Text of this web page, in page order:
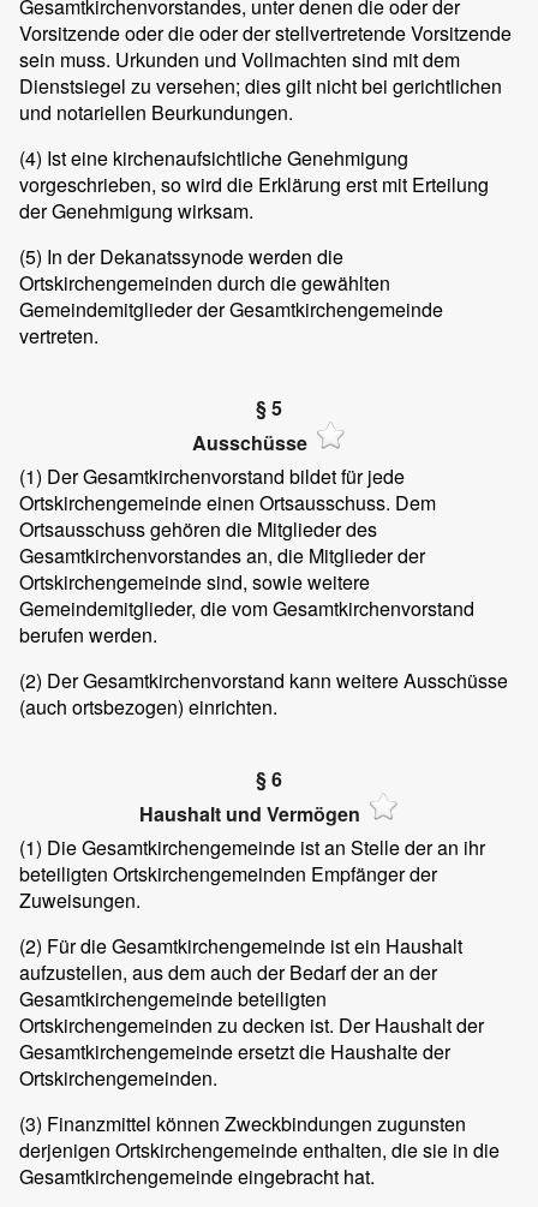
Gesamtkirchenvorstandes, unter denen die oder der
Vorsitzende oder die oder der stellvertretende Vorsitzende
sein muss. Urkunden und Vollmachten sind mit dem
Dienstsiegel zu versehen; dies gilt nicht bei gerichtlichen
und notariellen Beurkundungen.
(4) Ist eine kirchenaufsichtliche Genehmigung
vorgeschrieben, so wird die Erklärung erst mit Erteilung
der Genehmigung wirksam.
(5) In der Dekanatssynode werden die
Ortskirchengemeinden durch die gewählten
Gemeindemitglieder der Gesamtkirchengemeinde
vertreten.
§ 5
Ausschüsse
(1) Der Gesamtkirchenvorstand bildet für jede
Ortskirchengemeinde einen Ortsausschuss. Dem
Ortsausschuss gehören die Mitglieder des
Gesamtkirchenvorstandes an, die Mitglieder der
Ortskirchengemeinde sind, sowie weitere
Gemeindemitglieder, die vom Gesamtkirchenvorstand
berufen werden.
(2) Der Gesamtkirchenvorstand kann weitere Ausschüsse
(auch ortsbezogen) einrichten.
§ 6
Haushalt und Vermögen
(1) Die Gesamtkirchengemeinde ist an Stelle der an ihr
beteiligten Ortskirchengemeinden Empfänger der
Zuweisungen.
(2) Für die Gesamtkirchengemeinde ist ein Haushalt
aufzustellen, aus dem auch der Bedarf der an der
Gesamtkirchengemeinde beteiligten
Ortskirchengemeinden zu decken ist. Der Haushalt der
Gesamtkirchengemeinde ersetzt die Haushalte der
Ortskirchengemeinden.
(3) Finanzmittel können Zweckbindungen zugunsten
derjenigen Ortskirchengemeinde enthalten, die sie in die
Gesamtkirchengemeinde eingebracht hat.